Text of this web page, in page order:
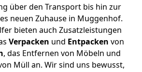
über den Transport bis hin zur
neuen Zuhause in Muggenhof.
bieten auch Zusatzleistungen
Verpacken und Entpacken von
, das Entfernen von Möbeln und
Müll an. Wir sind uns bewusst,